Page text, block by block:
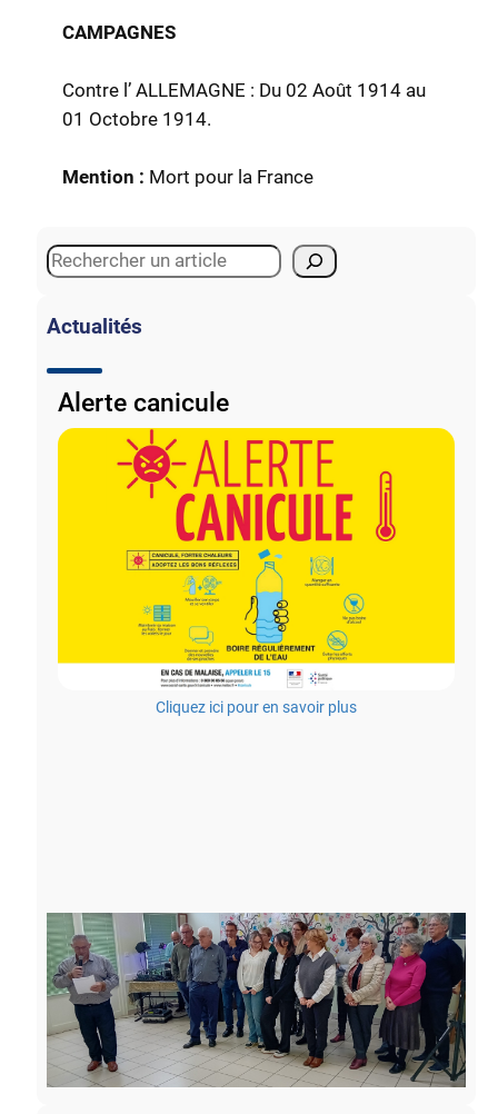
CAMPAGNES
Contre l’ ALLEMAGNE : Du 02 Août 1914 au
01 Octobre 1914.
Mention : Mort pour la France
S
a
c
Actualités
Alerte canicule
Cliquez ici pour en savoir plus